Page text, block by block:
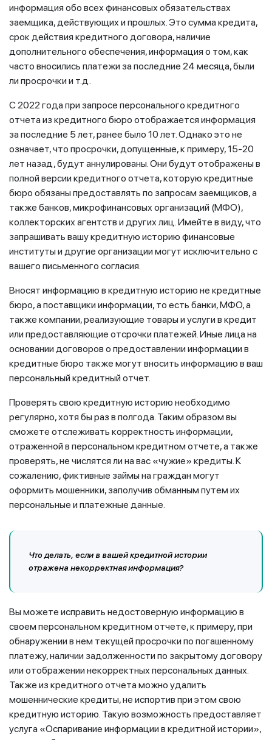
информация обо всех финансовых обязательствах
заемщика, действующих и прошлых. Это сумма кредита,
срок действия кредитного договора, наличие
дополнительного обеспечения, информация о том, как
часто вносились платежи за последние 24 месяца, были
ли просрочки и т.д.
С 2022 года при запросе персонального кредитного
отчета из кредитного бюро отображается информация
за последние 5 лет, ранее было 10 лет. Однако это не
означает, что просрочки, допущенные, к примеру, 15-20
лет назад, будут аннулированы. Они будут отображены в
полной версии кредитного отчета, которую кредитные
бюро обязаны предоставлять по запросам заемщиков, а
также банков, микрофинансовых организаций (МФО),
коллекторских агентств и других лиц. Имейте в виду, что
запрашивать вашу кредитную историю финансовые
институты и другие организации могут исключительно с
вашего письменного согласия.
Вносят информацию в кредитную историю не кредитные
бюро, а поставщики информации, то есть банки, МФО, а
также компании, реализующие товары и услуги в кредит
или предоставляющие отсрочки платежей. Иные лица на
основании договоров о предоставлении информации в
кредитные бюро также могут вносить информацию в ваш
персональный кредитный отчет.
Проверять свою кредитную историю необходимо
регулярно, хотя бы раз в полгода. Таким образом вы
сможете отслеживать корректность информации,
отраженной в персональном кредитном отчете, а также
проверять, не числятся ли на вас «чужие» кредиты. К
сожалению, фиктивные займы на граждан могут
оформить мошенники, заполучив обманным путем их
персональные и платежные данные.
Что делать, если в вашей кредитной истории
отражена некорректная информация?
Вы можете исправить недостоверную информацию в
своем персональном кредитном отчете, к примеру, при
обнаружении в нем текущей просрочки по погашенному
платежу, наличии задолженности по закрытому договору
или отображении некорректных персональных данных.
Также из кредитного отчета можно удалить
мошеннические кредиты, не испортив при этом свою
кредитную историю. Такую возможность предоставляет
услуга «Оспаривание информации в кредитной истории»,